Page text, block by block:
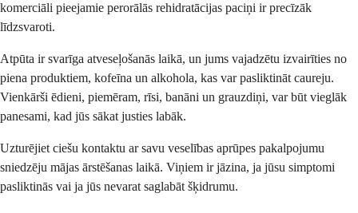
komerciāli pieejamie perorālās rehidratācijas paciņi ir precīzāk
līdzsvaroti.
Atpūta ir svarīga atveseļošanās laikā, un jums vajadzētu izvairīties no
piena produktiem, kofeīna un alkohola, kas var pasliktināt caureju.
Vienkārši ēdieni, piemēram, rīsi, banāni un grauzdiņi, var būt vieglāk
panesami, kad jūs sākat justies labāk.
Uzturējiet ciešu kontaktu ar savu veselības aprūpes pakalpojumu
sniedzēju mājas ārstēšanas laikā. Viņiem ir jāzina, ja jūsu simptomi
pasliktinās vai ja jūs nevarat saglabāt šķidrumu.